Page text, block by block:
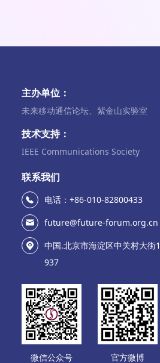
主办单位：
未来移动通信论坛、紫金山实验室
技术支持：
IEEE Communications Society
联系我们
电话：+86-010-82800433
future@future-forum.org.cn
中国.北京市海淀区中关村大街
937
微信公众号 官方微博